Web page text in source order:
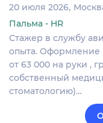
20 июля 2026
Пальма - HR
Стажер в службу
опыта. Оформление
от 63 000 на руки ,
собственный
стоматологию)…